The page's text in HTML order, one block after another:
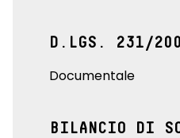
D.LGS. 231/
Documentale
BILANCIO DI